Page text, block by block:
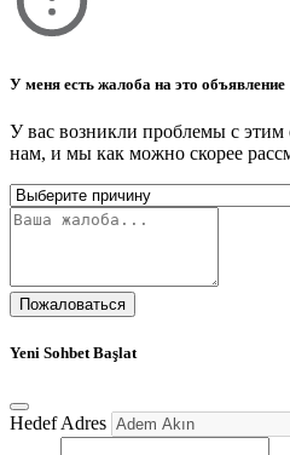
У меня есть жалоба на это объявление
У вас возникли проблемы с
нам, и мы как можно скорее
Пожаловаться
Yeni Sohbet Başlat
Hedef Adres